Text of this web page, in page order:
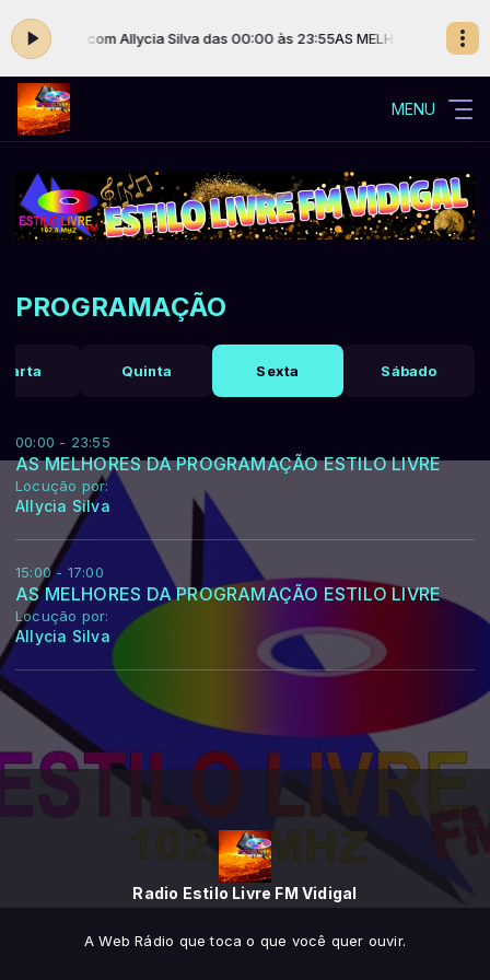
LIVRE com Allycia Silva das 00:00 às 23:55AS MELHORES DA
MENU
PROGRAMAÇÃO
Quinta Sexta Sábado
00:00 - 23:55
AS MELHORES DA PROGRAMAÇÃO ESTILO LIVRE
Locução por:
Allycia Silva
15:00 - 17:00
AS MELHORES DA PROGRAMAÇÃO ESTILO LIVRE
Locução por:
Allycia Silva
Radio Estilo Livre FM Vidigal
A Web Rádio que toca o que você quer ouvir.